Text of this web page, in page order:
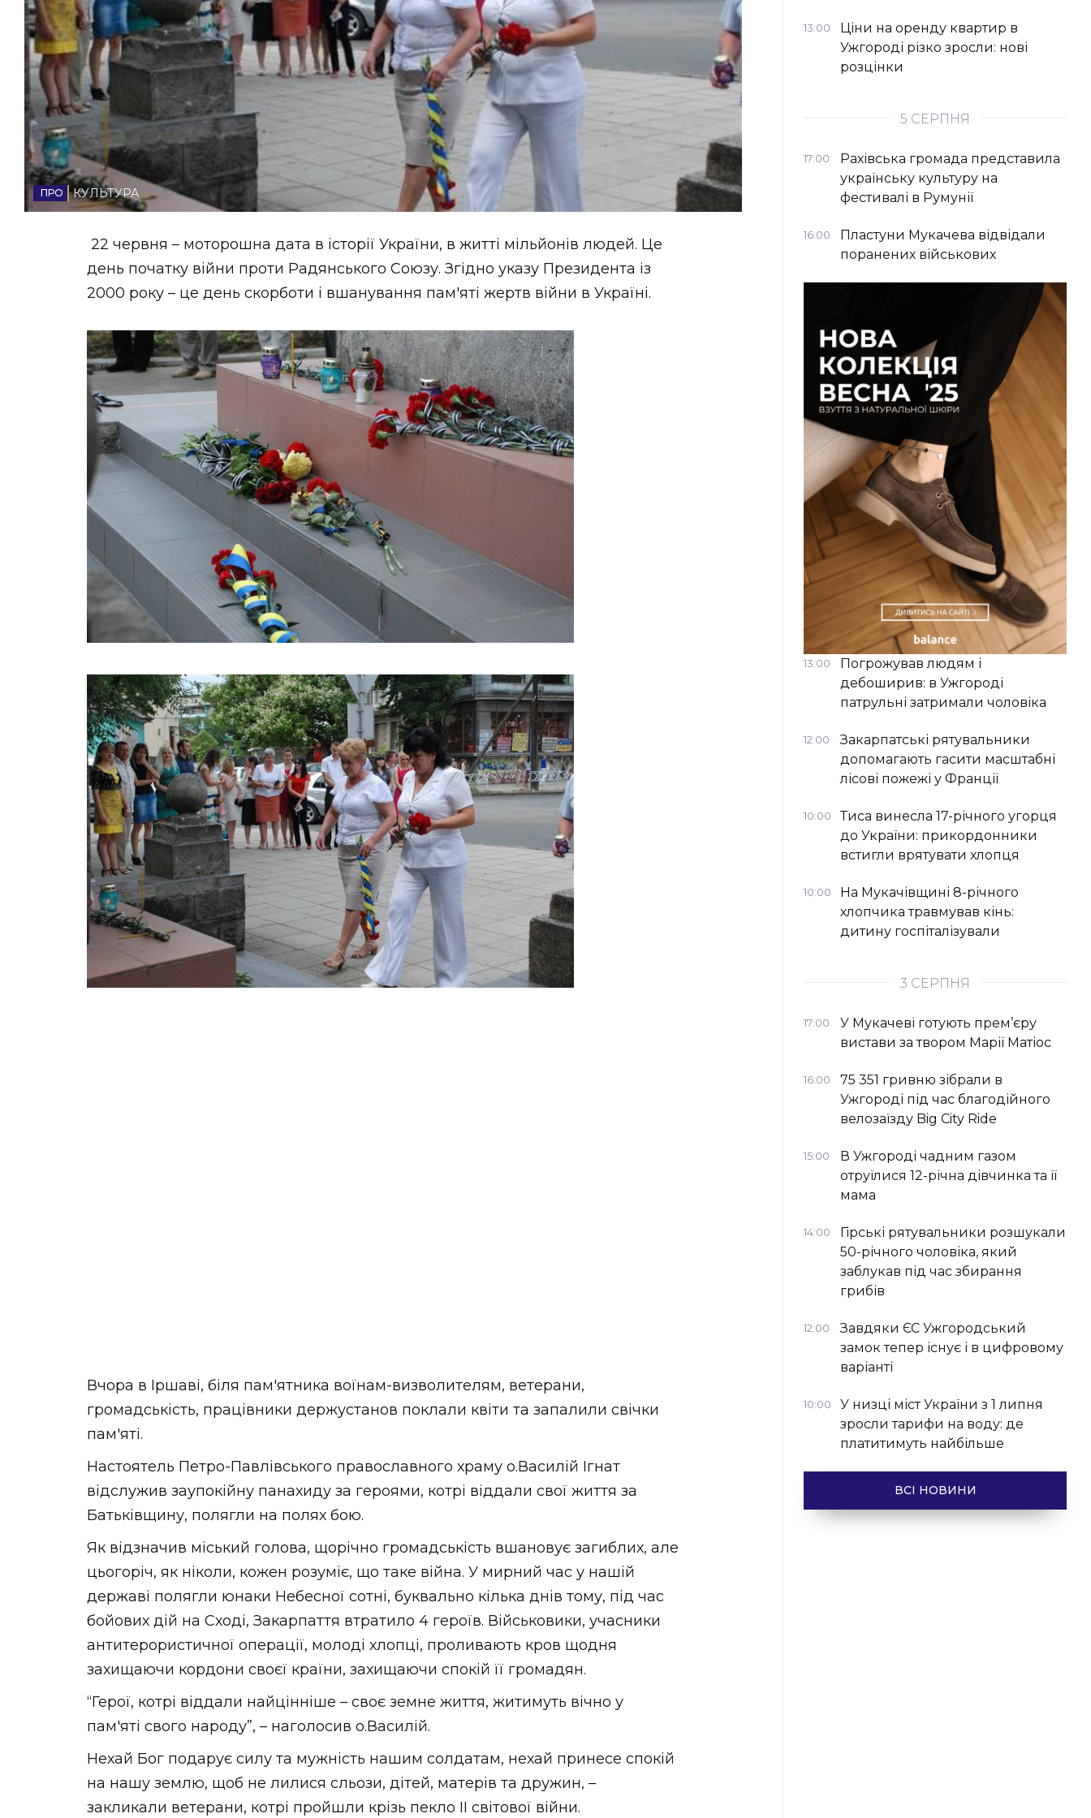
НОВИНИ ЗАХІДНОЇ УКРАЇНИ
ФОТО
ВІДЕОКУЛЬТУРА
22 червня – моторошна дата в історії України, в житті мільйонів людей. Це
день початку війни проти Радянського Союзу. Згідно указу Президента із
2000 року – це день скорботи і вшанування пам'яті жертв війни в Україні.
Вчора в Іршаві, біля пам'ятника воїнам-визволителям, ветерани,
громадськість, працівники держустанов поклали квіти та запалили свічки
пам'яті.
Настоятель Петро-Павлівського православного храму о.Василій Ігнат
відслужив заупокійну панахиду за героями, котрі віддали свої життя за
Батьківщину, полягли на полях бою.
Як відзначив міський голова, щорічно громадськість вшановує загиблих, але
цьогоріч, як ніколи, кожен розуміє, що таке війна. У мирний час у нашій
державі полягли юнаки Небесної сотні, буквально кілька днів тому, під час
бойових дій на Сході, Закарпаття втратило 4 героїв. Військовики, учасники
антитерористичної операції, молоді хлопці, проливають кров щодня
захищаючи кордони своєї країни, захищаючи спокій її громадян.
“Герої, котрі віддали найцінніше – своє земне життя, житимуть вічно у
пам'яті свого народу”, – наголосив о.Василій.
Нехай Бог подарує силу та мужність нашим солдатам, нехай принесе спокій
на нашу землю, щоб не лилися сльози, дітей, матерів та дружин, –
закликали ветерани, котрі пройшли крізь пекло ІІ світової війни.
13:00
Ціни на оренду квартир в
Ужгороді різко зросли: нові
розцінки
5 СЕРПНЯ
17:00
Рахівська громада представила
українську культуру на
фестивалі в Румунії
16:00
Пластуни Мукачева відвідали
поранених військових
13:00
Погрожував людям і
дебоширив: в Ужгороді
патрульні затримали чоловіка
12:00
Закарпатські рятувальники
допомагають гасити масштабні
лісові пожежі у Франції
10:00
Тиса винесла 17-річного угорця
до України: прикордонники
встигли врятувати хлопця
10:00
На Мукачівщині 8-річного
хлопчика травмував кінь:
дитину госпіталізували
3 СЕРПНЯ
17:00
У Мукачеві готують прем’єру
вистави за твором Марії Матіос
16:00
75 351 гривню зібрали в
Ужгороді під час благодійного
велозаїзду Big Сity Ride
15:00
В Ужгороді чадним газом
отруїлися 12-річна дівчинка та її
мама
14:00
Гірські рятувальники розшукали
50-річного чоловіка, який
заблукав під час збирання
грибів
12:00
Завдяки ЄС Ужгородський
замок тепер існує і в цифровому
варіанті
10:00
У низці міст України з 1 липня
зросли тарифи на воду: де
платитимуть найбільше
ВСІ НОВИНИ